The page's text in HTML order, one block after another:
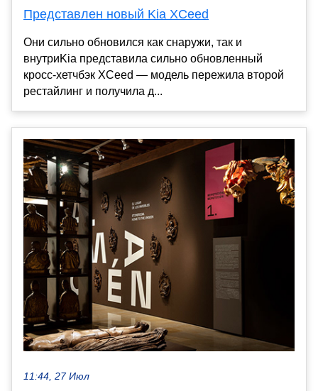
Представлен новый Kia XCeed
Они сильно обновился как снаружи, так и
внутриKia представила сильно обновленный
кросс-хетчбэк XCeed — модель пережила второй
рестайлинг и получила д...
11:44, 27 Июл